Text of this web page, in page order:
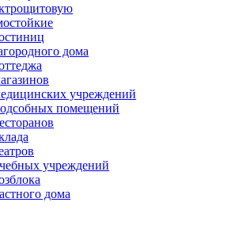
дома
учреждений
помещений
учреждений
дома